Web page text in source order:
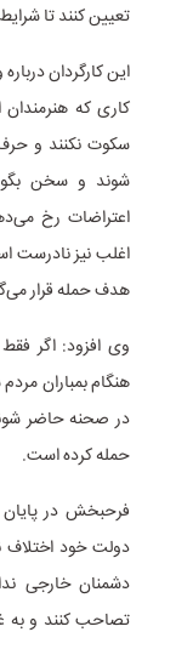
تعیین کنند تا
این کارگردان
کاری که
سکوت نکنند و حرف
شوند و سخن
اعتراضات رخ
هدف حمله قرار
وی افزود: اگر
هنگام بمباران
در صحنه حاضر
حمله کرده است.
فرحبخش در
دولت خود اختلاف
دشمنان خارجی
تصاحب کنند و به